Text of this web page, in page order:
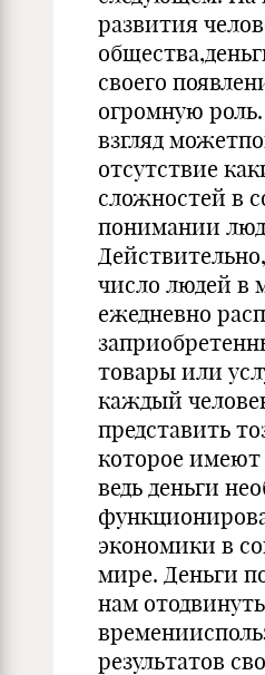
развития
своего
огромную
взгляд
отсутствие
сложностей в
понимании
число людей в
ежедневно
товары или
каждый
представить
которое имеют
ведь деньги
экономики в
мире. Деньги
нам
результатов